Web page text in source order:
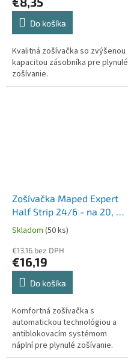
Do košíka
Kvalitná zošívačka so zvýšenou
kapacitou zásobníka pre plynulé
zošívanie.
Zošívačka Maped Expert
Half Strip 24/6 - na 20, 25
alebo 45 listov
Skladom (50 ks)
€13,16 bez DPH
€16,19
Do košíka
Komfortná zošívačka s
automatickou technológiou a
antiblokovacím systémom
náplní pre plynulé zošívanie.